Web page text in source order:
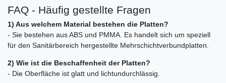
FAQ - Häufig gestellte Fragen
1) Aus welchem Material bestehen die Platten?
- Sie bestehen aus ABS und PMMA. Es handelt sich um speziell
für den Sanitärbereich hergestellte Mehrschichtverbundplatten.
2) Wie ist die Beschaffenheit der Platten?
- Die Oberfläche ist glatt und lichtundurchlässig.